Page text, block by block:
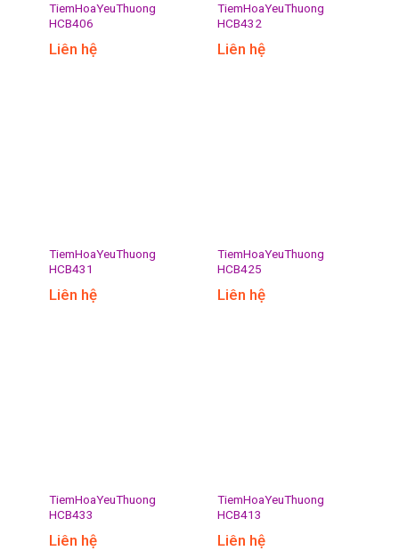
TiemHoaYeuThuong
HCB406
Liên hệ
TiemHoaYeuThuong
HCB432
Liên hệ
TiemHoaYeuThuong
HCB431
Liên hệ
TiemHoaYeuThuong
HCB425
Liên hệ
TiemHoaYeuThuong
HCB433
Liên hệ
TiemHoaYeuThuong
HCB413
Liên hệ